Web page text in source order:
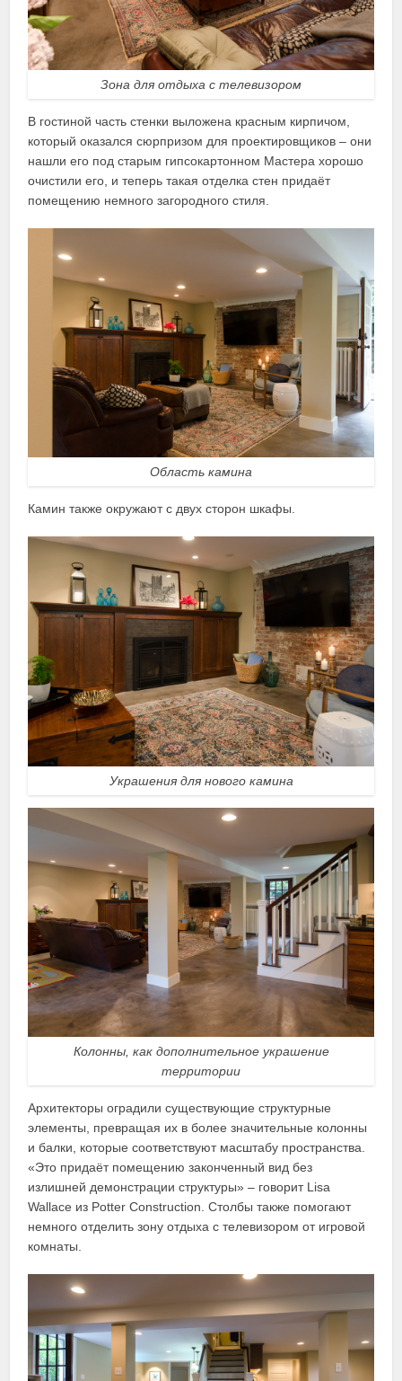
Зона для отдыха с телевизором
В гостиной часть стенки выложена красным кирпичом,
который оказался сюрпризом для проектировщиков – они
нашли его под старым гипсокартонном Мастера хорошо
очистили его, и теперь такая отделка стен придаёт
помещению немного загородного стиля.
Область камина
Камин также окружают с двух сторон шкафы.
Украшения для нового камина
Колонны, как дополнительное украшение
территории
Архитекторы оградили существующие структурные
элементы, превращая их в более значительные колонны
и балки, которые соответствуют масштабу пространства.
«Это придаёт помещению законченный вид без
излишней демонстрации структуры» – говорит Lisa
Wallace из Potter Construction. Столбы также помогают
немного отделить зону отдыха с телевизором от игровой
комнаты.